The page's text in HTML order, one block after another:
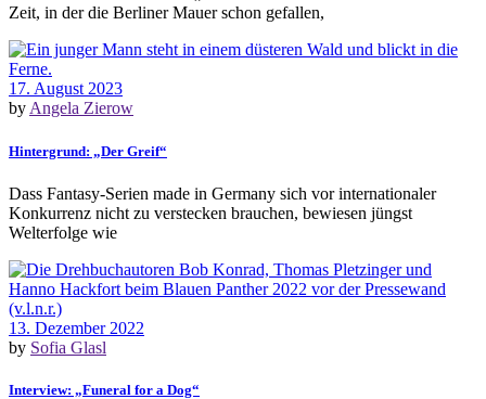
Zeit, in der die Berliner Mauer schon gefallen,
17. August 2023
by Angela Zierow
Hintergrund: „Der Greif“
Dass Fantasy-Serien made in Germany sich vor internationaler
Konkurrenz nicht zu verstecken brauchen, bewiesen jüngst
Welterfolge wie
13. Dezember 2022
by Sofia Glasl
Interview: „Funeral for a Dog“